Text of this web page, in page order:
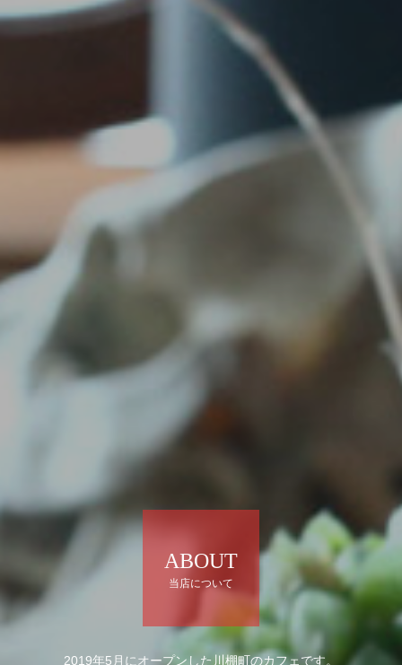
ABOUT
当店について
2019年5月にオープンした川棚町のカフェです。